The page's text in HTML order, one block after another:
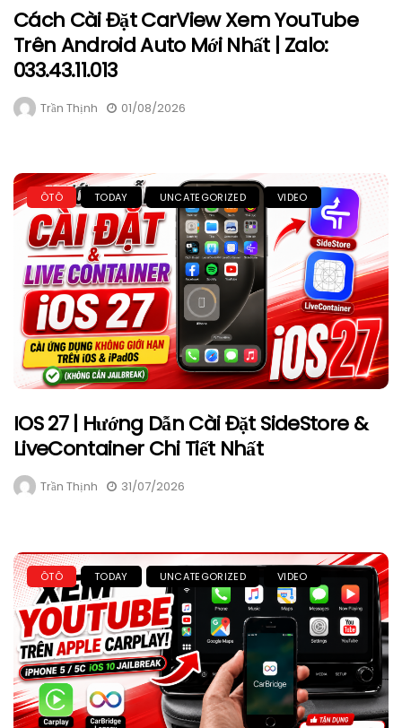
Cách Cài Đặt CarView Xem YouTube
Trên Android Auto Mới Nhất | Zalo:
033.43.11.013
Trần Thịnh 01/08/2026
ÔTÔ TODAY UNCATEGORIZED VIDEO
IOS 27 | Hướng Dẫn Cài Đặt SideStore &
LiveContainer Chi Tiết Nhất
Trần Thịnh 31/07/2026
ÔTÔ TODAY UNCATEGORIZED VIDEO